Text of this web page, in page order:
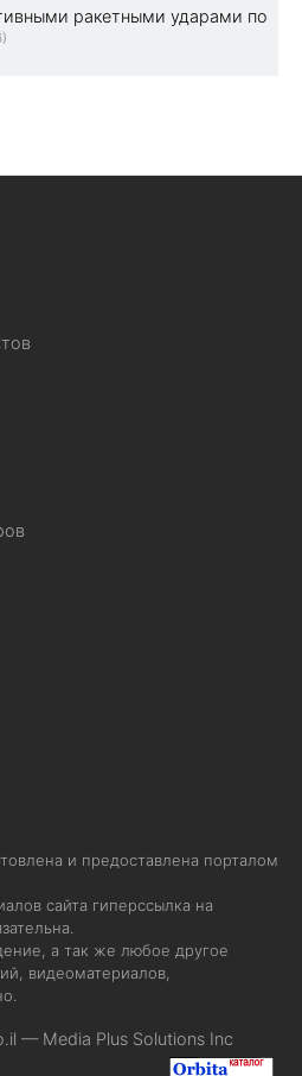
ракетными ударами по
и предоставлена порталом
сайта гиперссылка на
а так же любое другое
видеоматериалов,
— Media Plus Solutions Inc